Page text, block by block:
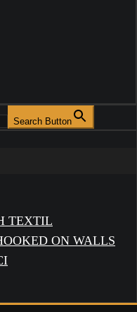
Search Button
TEXTIL
ON WALLS